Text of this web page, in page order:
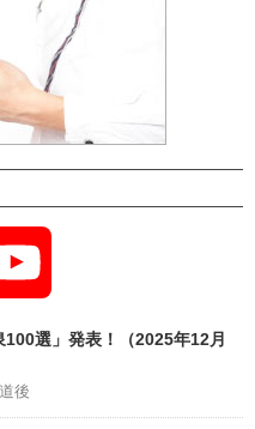
Channel
選」発表！（2025年12月
後